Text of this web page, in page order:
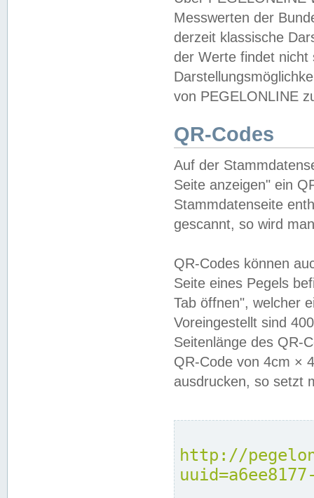
Messwerten der
derzeit klassische
der Werte findet
von PEGELONLINE
QR-Codes
Auf der
Seite anzeigen" ein
Stammdatenseite
gescannt, so wird
QR-Codes können
Seite eines Pegels
Tab öffnen", welcher
Voreingestellt sind
Seitenlänge des QR-
QR-Code von 4cm ×
ausdrucken, so setzt
http://